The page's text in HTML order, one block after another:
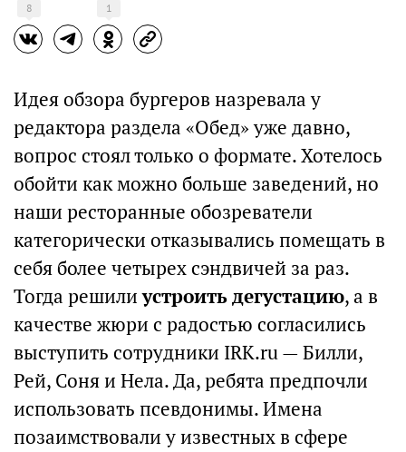
8 1
Идея обзора бургеров назревала у
редактора раздела «Обед» уже давно,
вопрос стоял только о формате. Хотелось
обойти как можно больше заведений, но
наши ресторанные обозреватели
категорически отказывались помещать в
себя более четырех сэндвичей за раз.
Тогда решилиустроить дегустацию, а в
качестве жюри с радостью согласились
выступить сотрудники IRK.ru — Билли,
Рей, Соня и Нела. Да, ребята предпочли
использовать псевдонимы. Имена
позаимствовали у известных в сфере